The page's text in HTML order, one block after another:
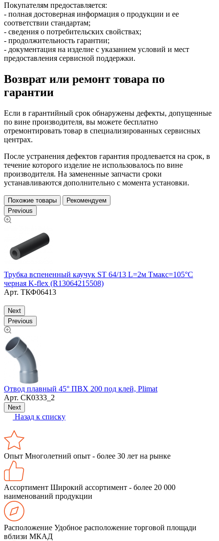
Покупателям предоставляется:
- полная достоверная информация о продукции и ее
соответствии стандартам;
- сведения о потребительских свойствах;
- продолжительность гарантии;
- документация на изделие с указанием условий и мест
предоставления сервисной поддержки.
Возврат или ремонт товара по
гарантии
Если в гарантийный срок обнаружены дефекты, допущенные
по вине производителя, вы можете бесплатно
отремонтировать товар в специализированных сервисных
центрах.
После устранения дефектов гарантия продлевается на срок, в
течение которого изделие не использовалось по вине
производителя. На замененные запчасти сроки
устанавливаются дополнительно с момента установки.
Похожие товары
Рекомендуем
Previous
Трубка вспененный каучук ST 64/13 L=2м Тмакс=105°C
черная K-flex (R13064215508)
Арт. ТКФ06413
Next
Previous
Отвод плавный 45° ПВХ 200 под клей, Plimat
Арт. СК0333_2
Next
Назад к списку
Опыт Многолетний опыт - более 30 лет на рынке
Ассортимент Широкий ассортимент - более 20 000
наименований продукции
Расположение Удобное расположение торговой площади
вблизи МКАД